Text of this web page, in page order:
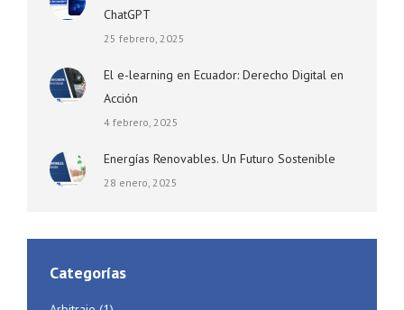
ChatGPT
25 febrero, 2025
El e-learning en Ecuador: Derecho Digital en
Acción
4 febrero, 2025
Energías Renovables. Un Futuro Sostenible
28 enero, 2025
Categorías